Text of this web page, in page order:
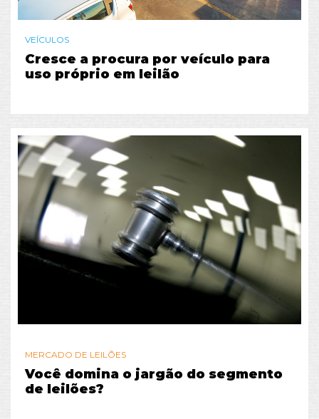
VEÍCULOS
Cresce a procura por veículo para
uso próprio em leilão
MERCADO DE LEILÕES
Você domina o jargão do segmento
de leilões?